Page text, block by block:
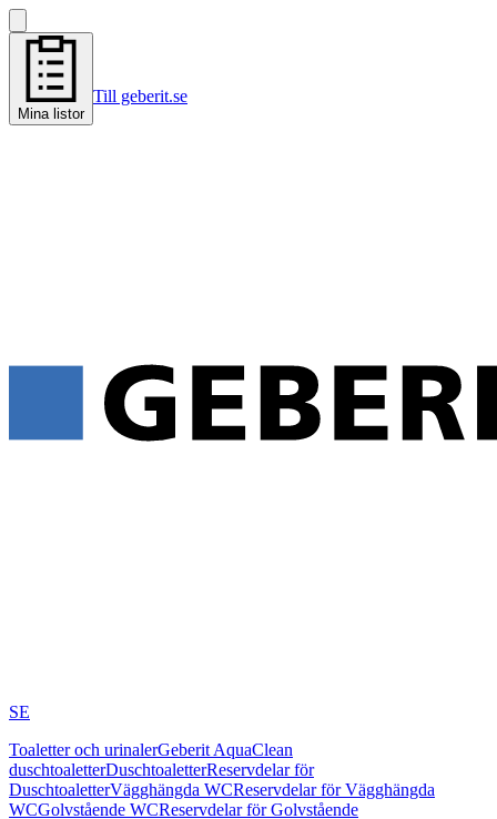
Mina listor
Till geberit.se
SE
Toaletter och urinalerGeberit AquaClean
duschtoaletterDuschtoaletterReservdelar för
DuschtoaletterVägghängda WCReservdelar för Vägghängda
WCGolvstående WCReservdelar för Golvstående